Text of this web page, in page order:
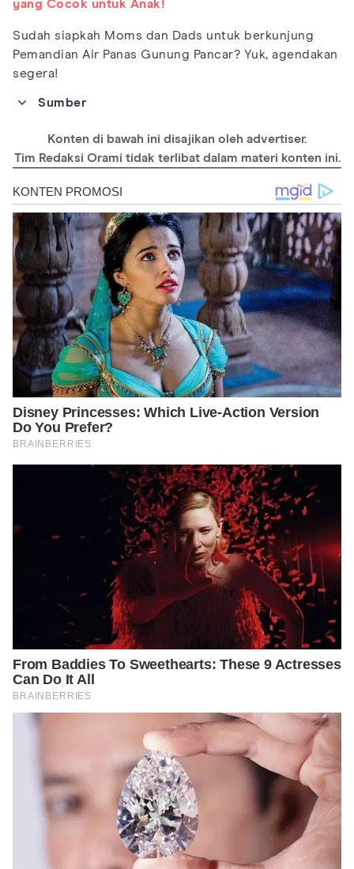
yang Cocok untuk Anak!
Sudah siapkah Moms dan Dads untuk berkunjung
Pemandian Air Panas Gunung Pancar? Yuk, agendakan
segera!
Sumber
pancar
https://sentul.city/pemandian-air-panas-gunung-pancar/
https://travelspromo.com/htm-wisata/pemandian-air-panas-
gunung-pancar-bogor/
Konten di bawah ini disajikan oleh advertiser.
Tim Redaksi Orami tidak terlibat dalam materi konten ini.